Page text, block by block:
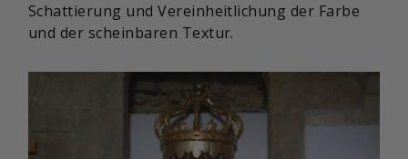
Schattierung und Vereinheitlichung der Farbe
und der scheinbaren Textur.